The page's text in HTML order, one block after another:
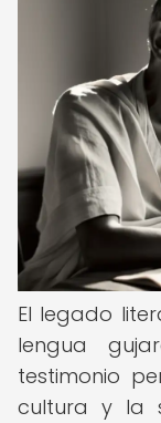
El legado
lengua
testimonio
cultura y la